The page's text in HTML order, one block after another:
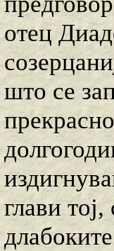
отец
што се
глави